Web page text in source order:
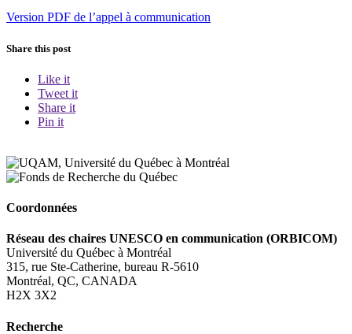
Version PDF de l’appel à communication
Share this post
Like it
Tweet it
Share it
Pin it
Coordonnées
Réseau des chaires UNESCO en communication (ORBICOM)
Université du Québec à Montréal
315, rue Ste-Catherine, bureau R-5610
Montréal, QC, CANADA
H2X 3X2
Recherche